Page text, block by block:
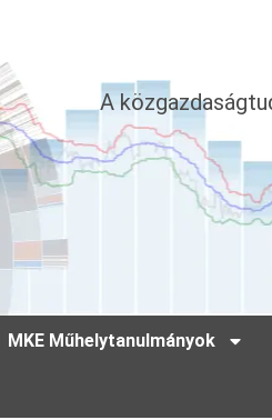
A
MKE Műhelytanulmányok